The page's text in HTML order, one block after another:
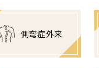
側弯症外来